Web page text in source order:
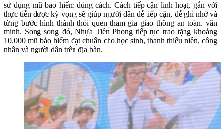
sử dụng mũ bảo hiểm đúng cách. Cách tiếp cận linh hoạt, gắn với
thực tiễn được kỳ vọng sẽ giúp người dân dễ tiếp cận, dễ ghi nhớ và
từng bước hình thành thói quen tham gia giao thông an toàn, văn
minh. Song song đó, Nhựa Tiền Phong tiếp tục trao tặng khoảng
10.000 mũ bảo hiểm đạt chuẩn cho học sinh, thanh thiếu niên, công
nhân và người dân trên địa bàn.